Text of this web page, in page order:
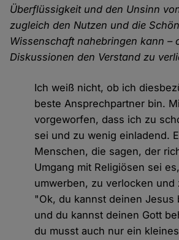
Überflüssigkeit und den Unsinn
zugleich den Nutzen und die
Wissenschaft nahebringen kann –
Diskussionen den Verstand zu
Ich weiß nicht, ob ich
beste Ansprechpartner bin.
vorgeworfen, dass ich zu
sei und zu wenig einladend.
Menschen, die sagen, der
Umgang mit Religiösen sei
umwerben, zu verlocken und
"Ok, du kannst deinen Jesus
und du kannst deinen Gott
du musst auch nur ein